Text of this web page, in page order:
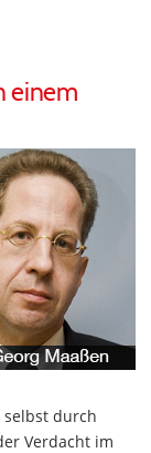
einem
durch
Verdacht im